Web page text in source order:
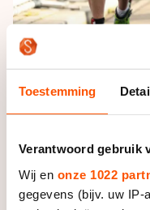
Toestemming
Verantwoord gebruik
Wij en onze 1022
gegevens (bijv. uw IP-
Foto: Neeke Smit
Hoewel, technisch
de Noord-Hollandse
Vries in de fout. De